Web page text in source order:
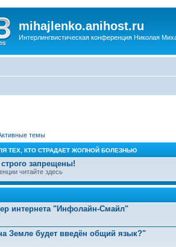
mihajlenko.anihost.ru
Интерлингвистическая конференция Николая
темы
ТЕХ, КТО СТРАДАЕТ ЖОПНОЙ БОЛЕЗНЬЮ
запрещены!
читайте здесь
интернета "Инфолайн-Смайл"
Земле будет введён общий язык?"